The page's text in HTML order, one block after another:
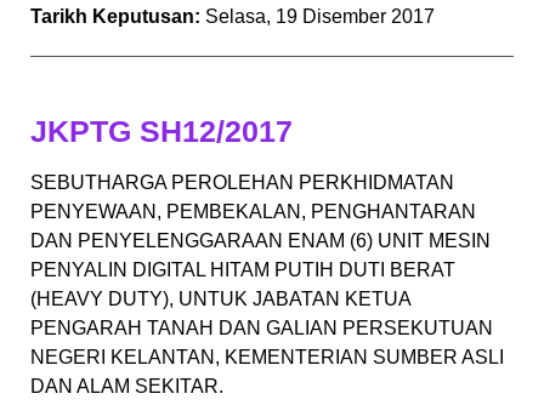
Tarikh Keputusan: Selasa, 19 Disember 2017
JKPTG SH12/2017
SEBUTHARGA PEROLEHAN PERKHIDMATAN
PENYEWAAN, PEMBEKALAN, PENGHANTARAN
DAN PENYELENGGARAAN ENAM (6) UNIT MESIN
PENYALIN DIGITAL HITAM PUTIH DUTI BERAT
(HEAVY DUTY), UNTUK JABATAN KETUA
PENGARAH TANAH DAN GALIAN PERSEKUTUAN
NEGERI KELANTAN, KEMENTERIAN SUMBER ASLI
DAN ALAM SEKITAR.